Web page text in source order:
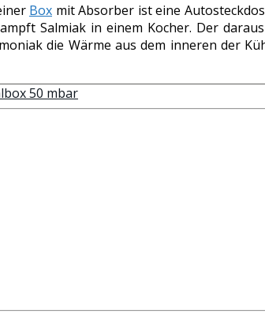
Box mit Absorber ist eine
Salmiak in einem Kocher. Der
die Wärme aus dem inneren der
50 mbar